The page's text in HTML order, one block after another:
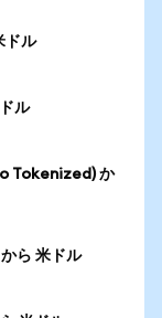
ドル
ル
Tokenized) か
ら 米ドル